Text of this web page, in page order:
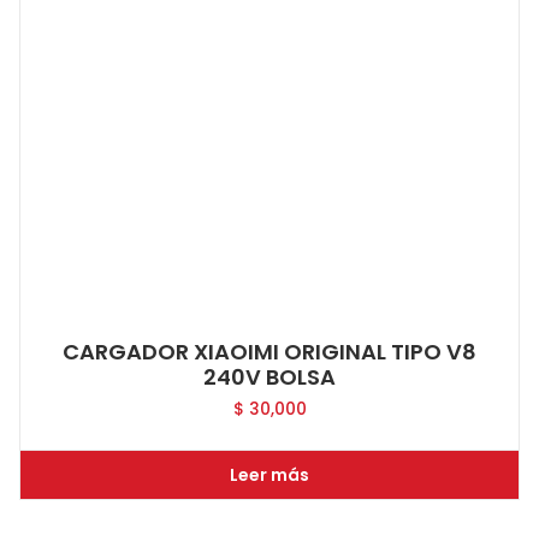
CARGADOR XIAOIMI ORIGINAL TIPO V8
240V BOLSA
$ 30,000
Leer más